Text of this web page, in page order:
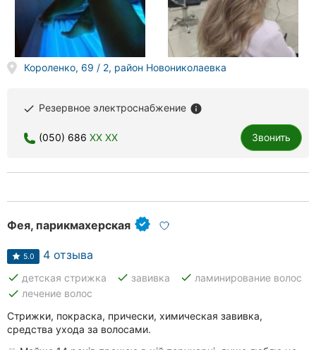
Короленко, 69 / 2, район Новониколаевка
done Резервное электроснабжение info
(050) 686 XX XX Звонить
Фея, парикмахерская
5.0 4 отзыва
done детская стрижка done завивка done ламинирование волос
done лечение волос
Стрижки, покраска, прически, химическая завивка,
средства ухода за волосами.